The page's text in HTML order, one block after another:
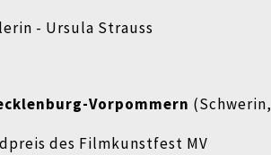
- Ursula Strauss
Vorpommern (Schwerin,
des Filmkunstfest MV